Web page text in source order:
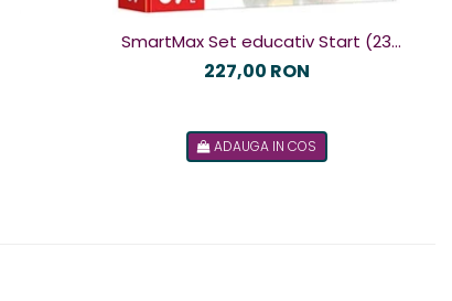
SmartMax Set educativ Start (23
piese) cu fereastra de test
227,00 RON
ADAUGA IN COS